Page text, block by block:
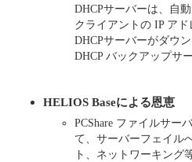
DHCPサーバーは、自
クライアントの IP ア
DHCPサーバーがダウ
DHCP バックアップサ
HELIOS Baseによる恩恵
PCShare ファイルサー
て、サーバーフェイル
ト、ネットワーキング